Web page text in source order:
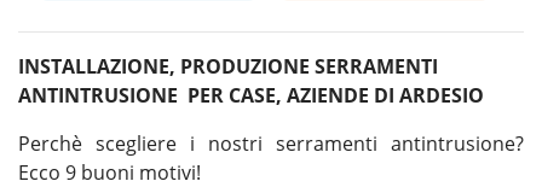
INSTALLAZIONE, PRODUZIONE SERRAMENTI
ANTINTRUSIONE PER CASE, AZIENDE DI ARDESIO
Perchè scegliere i nostri serramenti antintrusione?
Ecco 9 buoni motivi!